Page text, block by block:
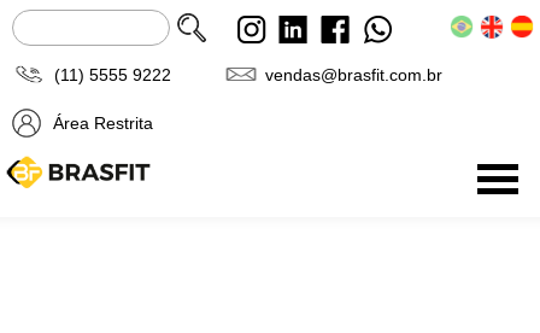
(11) 5555 9222 vendas@brasfit.com.br
Área Restrita